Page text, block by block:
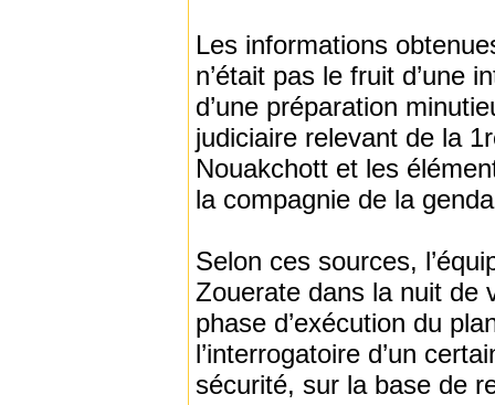
Les informations
n’était pas le fruit d’une
d’une préparation
judiciaire relevant de la
Nouakchott et les
la compagnie de la
Selon ces sources,
Zouerate dans la nuit de
phase d’exécution du
l’interrogatoire d’un
sécurité, sur la base de